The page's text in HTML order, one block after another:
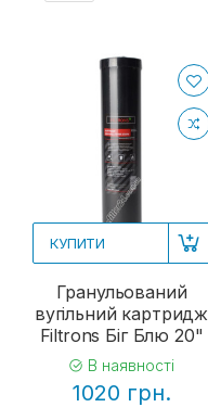
КУПИТИ
Гранульований
вугільний картридж
Filtrons Біг Блю 20"
В наявності
1020 грн.